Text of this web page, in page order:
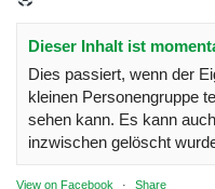
Dieser Inhalt ist
Dies passiert, wenn der
kleinen Personengruppe
sehen kann. Es kann
inzwischen gelöscht
View on Facebook · Share